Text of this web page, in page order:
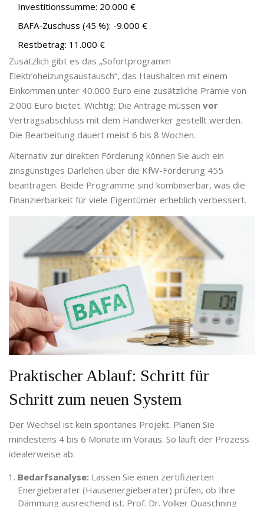
Investitionssumme: 20.000 €
BAFA-Zuschuss (45 %): -9.000 €
Restbetrag: 11.000 €
Zusätzlich gibt es das „Sofortprogramm
Elektroheizungsaustausch“, das Haushalten mit einem
Einkommen unter 40.000 Euro eine zusätzliche Prämie von
2.000 Euro bietet. Wichtig: Die Anträge müssen vor
Vertragsabschluss mit dem Handwerker gestellt werden.
Die Bearbeitung dauert meist 6 bis 8 Wochen.
Alternativ zur direkten Förderung können Sie auch ein
zinsgünstiges Darlehen über die KfW-Förderung 455
beantragen. Beide Programme sind kombinierbar, was die
Finanzierbarkeit für viele Eigentümer erheblich verbessert.
Praktischer Ablauf: Schritt für
Schritt zum neuen System
Der Wechsel ist kein spontanes Projekt. Planen Sie
mindestens 4 bis 6 Monate im Voraus. So läuft der Prozess
idealerweise ab:
Bedarfsanalyse: Lassen Sie einen zertifizierten
Energieberater (Hausenergieberater) prüfen, ob Ihre
Dämmung ausreichend ist. Prof. Dr. Volker Quaschning